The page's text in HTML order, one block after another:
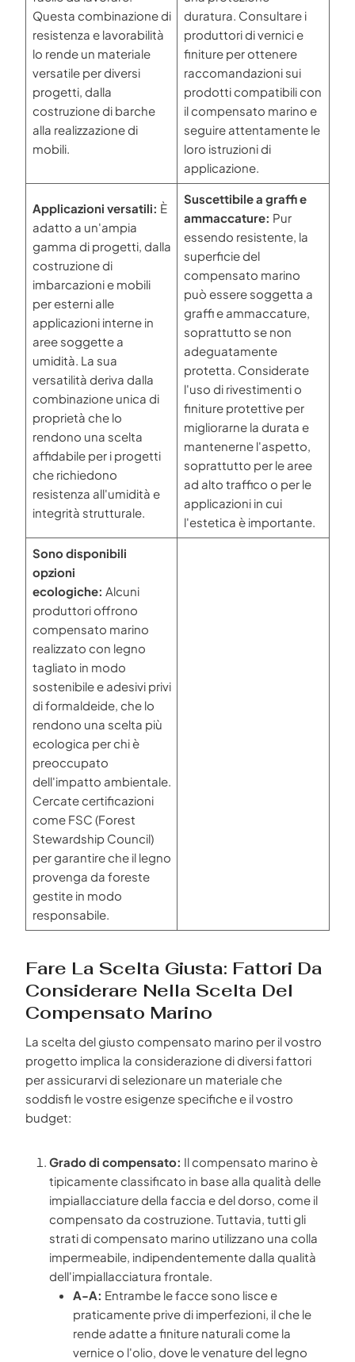
Questa combinazione di
resistenza e lavorabilità
lo rende un materiale
versatile per diversi
progetti, dalla
costruzione di barche
alla realizzazione di
mobili.
duratura. Consultare i
produttori di vernici e
finiture per ottenere
raccomandazioni sui
prodotti compatibili con
il compensato marino e
seguire attentamente le
loro istruzioni di
applicazione.
Applicazioni versatili: È
adatto a un'ampia
gamma di progetti, dalla
costruzione di
imbarcazioni e mobili
per esterni alle
applicazioni interne in
aree soggette a
umidità. La sua
versatilità deriva dalla
combinazione unica di
proprietà che lo
rendono una scelta
affidabile per i progetti
che richiedono
resistenza all'umidità e
integrità strutturale.
Suscettibile a graffi e
ammaccature: Pur
essendo resistente, la
superficie del
compensato marino
può essere soggetta a
graffi e ammaccature,
soprattutto se non
adeguatamente
protetta. Considerate
l'uso di rivestimenti o
finiture protettive per
migliorarne la durata e
mantenerne l'aspetto,
soprattutto per le aree
ad alto traffico o per le
applicazioni in cui
l'estetica è importante.
Sono disponibili
opzioni
ecologiche: Alcuni
produttori offrono
compensato marino
realizzato con legno
tagliato in modo
sostenibile e adesivi privi
di formaldeide, che lo
rendono una scelta più
ecologica per chi è
preoccupato
dell'impatto ambientale.
Cercate certificazioni
come FSC (Forest
Stewardship Council)
per garantire che il legno
provenga da foreste
gestite in modo
responsabile.
Fare La Scelta Giusta: Fattori Da
Considerare Nella Scelta Del
Compensato Marino
La scelta del giusto compensato marino per il vostro
progetto implica la considerazione di diversi fattori
per assicurarvi di selezionare un materiale che
soddisfi le vostre esigenze specifiche e il vostro
budget:
Grado di compensato: Il compensato marino è
tipicamente classificato in base alla qualità delle
impiallacciature della faccia e del dorso, come il
compensato da costruzione. Tuttavia, tutti gli
strati di compensato marino utilizzano una colla
impermeabile, indipendentemente dalla qualità
dell'impiallacciatura frontale.
A-A: Entrambe le facce sono lisce e
praticamente prive di imperfezioni, il che le
rende adatte a finiture naturali come la
vernice o l'olio, dove le venature del legno